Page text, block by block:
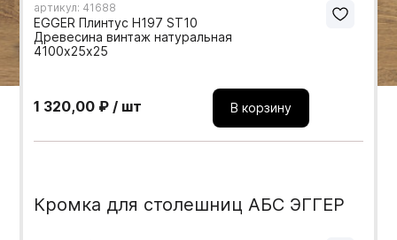
артикул: 41688
EGGER Плинтус H197 ST10
Древесина винтаж натуральная
4100х25х25
1 320,00 ₽ / шт В корзину
Кромка для столешниц АБС ЭГГЕР